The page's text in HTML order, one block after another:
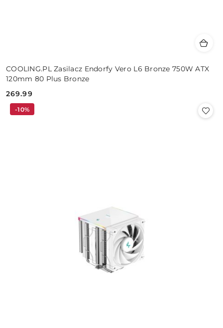
COOLING.PL Zasilacz Endorfy Vero L6 Bronze 750W ATX
120mm 80 Plus Bronze
Cena:
269.99
-10%